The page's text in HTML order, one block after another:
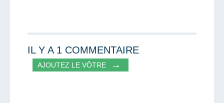
IL Y A 1 COMMENTAIRE
AJOUTEZ LE VÔTRE